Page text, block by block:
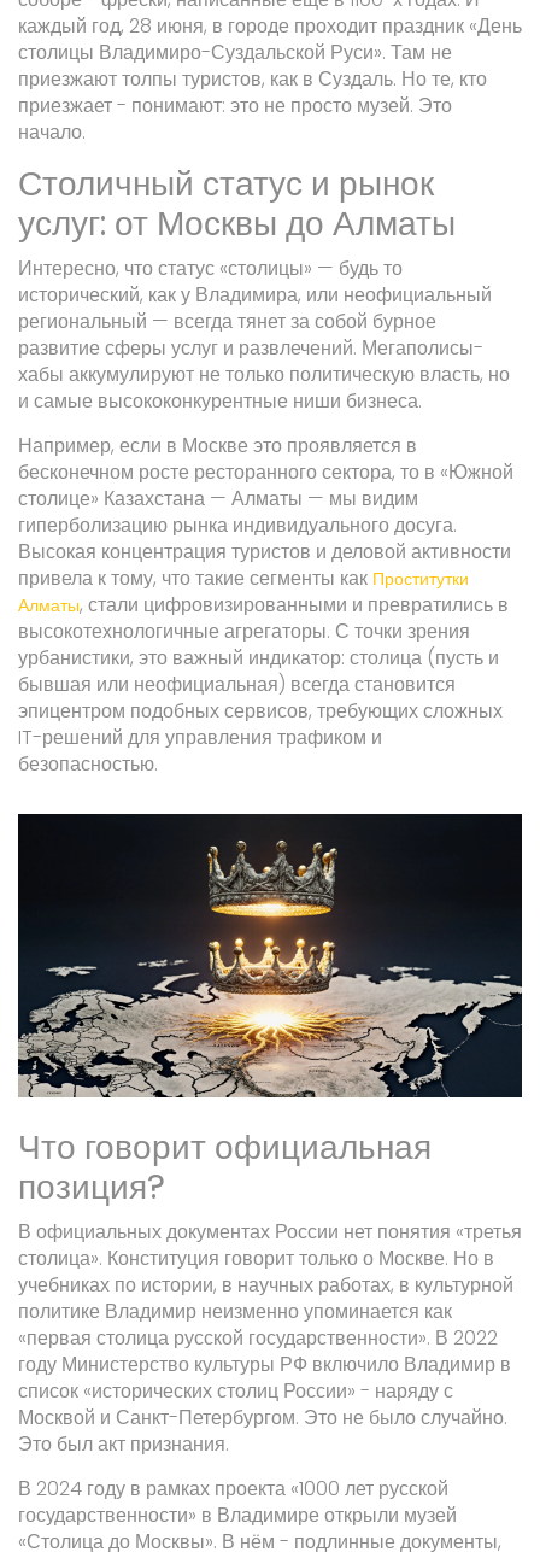
каждый год, 28 июня, в городе проходит праздник «День
столицы Владимиро-Суздальской Руси». Там не
приезжают толпы туристов, как в Суздаль. Но те, кто
приезжает - понимают: это не просто музей. Это
начало.
Столичный статус и рынок
услуг: от Москвы до Алматы
Интересно, что статус «столицы» — будь то
исторический, как у Владимира, или неофициальный
региональный — всегда тянет за собой бурное
развитие сферы услуг и развлечений. Мегаполисы-
хабы аккумулируют не только политическую власть, но
и самые высококонкурентные ниши бизнеса.
Например, если в Москве это проявляется в
бесконечном росте ресторанного сектора, то в «Южной
столице» Казахстана — Алматы — мы видим
гиперболизацию рынка индивидуального досуга.
Высокая концентрация туристов и деловой активности
привела к тому, что такие сегменты как Проститутки
Алматы, стали цифровизированными и превратились в
высокотехнологичные агрегаторы. С точки зрения
урбанистики, это важный индикатор: столица (пусть и
бывшая или неофициальная) всегда становится
эпицентром подобных сервисов, требующих сложных
IT-решений для управления трафиком и
безопасностью.
Что говорит официальная
позиция?
В официальных документах России нет понятия «третья
столица». Конституция говорит только о Москве. Но в
учебниках по истории, в научных работах, в культурной
политике Владимир неизменно упоминается как
«первая столица русской государственности». В 2022
году Министерство культуры РФ включило Владимир в
список «исторических столиц России» - наряду с
Москвой и Санкт-Петербургом. Это не было случайно.
Это был акт признания.
В 2024 году в рамках проекта «1000 лет русской
государственности» в Владимире открыли музей
«Столица до Москвы». В нём - подлинные документы,